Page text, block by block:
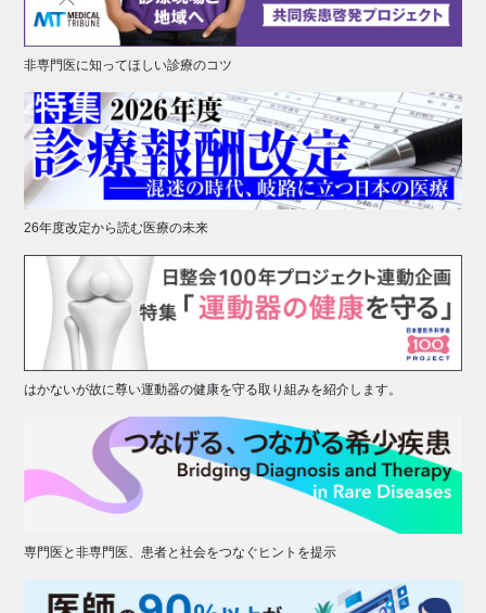
非専門医に知ってほしい診療のコツ
26年度改定から読む医療の未来
はかないが故に尊い運動器の健康を守る取り組みを紹介します。
専門医と非専門医、患者と社会をつなぐヒントを提示